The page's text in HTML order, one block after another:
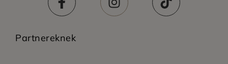
Partnereknek